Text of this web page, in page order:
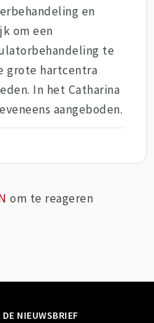
en
om een
te
grote hartcentra
In het Catharina
aangeboden.
om te reageren
NIEUWSBRIEF